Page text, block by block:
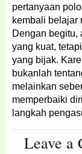
pertanyaan
kembali belajar
Dengan begitu,
yang kuat,
yang bijak.
bukanlah
melainkan
memperbaiki
langkah
Leave a